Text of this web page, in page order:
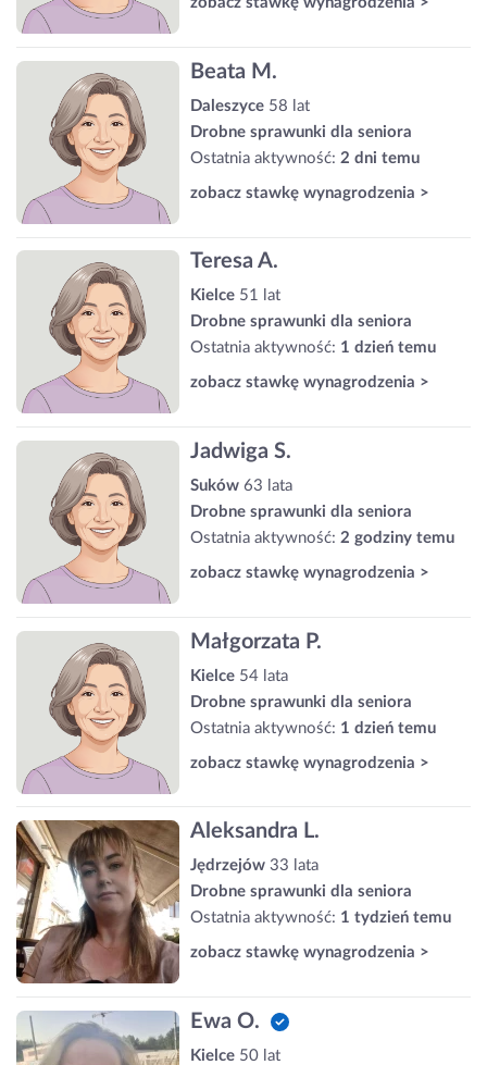
Beata M.
Daleszyce 58 lat
Drobne sprawunki dla seniora
Ostatnia aktywność: 2 dni temu
zobacz stawkę wynagrodzenia >
Teresa A.
Kielce 51 lat
Drobne sprawunki dla seniora
Ostatnia aktywność: 1 dzień temu
zobacz stawkę wynagrodzenia >
Jadwiga S.
Suków 63 lata
Drobne sprawunki dla seniora
Ostatnia aktywność: 2 godziny temu
zobacz stawkę wynagrodzenia >
Małgorzata P.
Kielce 54 lata
Drobne sprawunki dla seniora
Ostatnia aktywność: 1 dzień temu
zobacz stawkę wynagrodzenia >
Aleksandra L.
Jędrzejów 33 lata
Drobne sprawunki dla seniora
Ostatnia aktywność: 1 tydzień temu
zobacz stawkę wynagrodzenia >
Ewa O.
Kielce 50 lat